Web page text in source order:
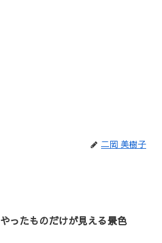
二岡 美樹子
やったものだけが見える景色